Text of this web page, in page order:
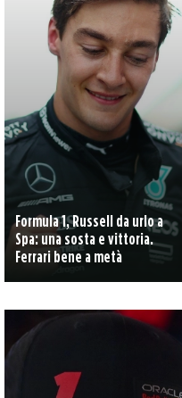
Formula 1, Russell da urlo a
Spa: una sosta e vittoria.
Ferrari bene a metà